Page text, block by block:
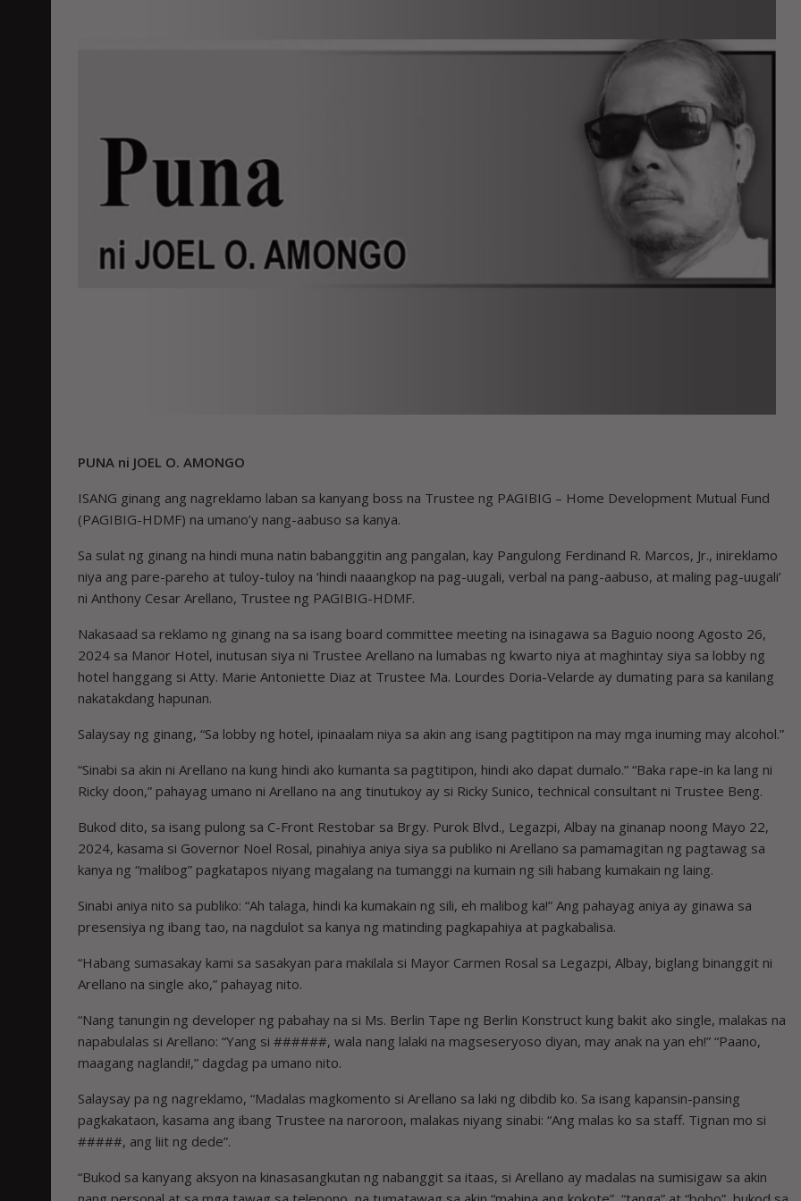
PUNA ni JOEL O. AMONGO
ISANG ginang ang nagreklamo laban sa kanyang boss na Trustee ng PAGIBIG – Home Development Mutual Fund
(PAGIBIG-HDMF) na umano’y nang-aabuso sa kanya.
Sa sulat ng ginang na hindi muna natin babanggitin ang pangalan, kay Pangulong Ferdinand R. Marcos, Jr., inireklamo
niya ang pare-pareho at tuloy-tuloy na ‘hindi naaangkop na pag-uugali, verbal na pang-aabuso, at maling pag-uugali’
ni Anthony Cesar Arellano, Trustee ng PAGIBIG-HDMF.
Nakasaad sa reklamo ng ginang na sa isang board committee meeting na isinagawa sa Baguio noong Agosto 26,
2024 sa Manor Hotel, inutusan siya ni Trustee Arellano na lumabas ng kwarto niya at maghintay siya sa lobby ng
hotel hanggang si Atty. Marie Antoniette Diaz at Trustee Ma. Lourdes Doria-Velarde ay dumating para sa kanilang
nakatakdang hapunan.
Salaysay ng ginang, “Sa lobby ng hotel, ipinaalam niya sa akin ang isang pagtitipon na may mga inuming may alcohol.”
“Sinabi sa akin ni Arellano na kung hindi ako kumanta sa pagtitipon, hindi ako dapat dumalo.” “Baka rape-in ka lang ni
Ricky doon,” pahayag umano ni Arellano na ang tinutukoy ay si Ricky Sunico, technical consultant ni Trustee Beng.
Bukod dito, sa isang pulong sa C-Front Restobar sa Brgy. Purok Blvd., Legazpi, Albay na ginanap noong Mayo 22,
2024, kasama si Governor Noel Rosal, pinahiya aniya siya sa publiko ni Arellano sa pamamagitan ng pagtawag sa
kanya ng “malibog” pagkatapos niyang magalang na tumanggi na kumain ng sili habang kumakain ng laing.
Sinabi aniya nito sa publiko: “Ah talaga, hindi ka kumakain ng sili, eh malibog ka!” Ang pahayag aniya ay ginawa sa
presensiya ng ibang tao, na nagdulot sa kanya ng matinding pagkapahiya at pagkabalisa.
“Habang sumasakay kami sa sasakyan para makilala si Mayor Carmen Rosal sa Legazpi, Albay, biglang binanggit ni
Arellano na single ako,” pahayag nito.
“Nang tanungin ng developer ng pabahay na si Ms. Berlin Tape ng Berlin Konstruct kung bakit ako single, malakas na
napabulalas si Arellano: “Yang si ######, wala nang lalaki na magseseryoso diyan, may anak na yan eh!” “Paano,
maagang naglandi!,” dagdag pa umano nito.
Salaysay pa ng nagreklamo, “Madalas magkomento si Arellano sa laki ng dibdib ko. Sa isang kapansin-pansing
pagkakataon, kasama ang ibang Trustee na naroroon, malakas niyang sinabi: “Ang malas ko sa staff. Tignan mo si
#####, ang liit ng dede”.
“Bukod sa kanyang aksyon na kinasasangkutan ng nabanggit sa itaas, si Arellano ay madalas na sumisigaw sa akin